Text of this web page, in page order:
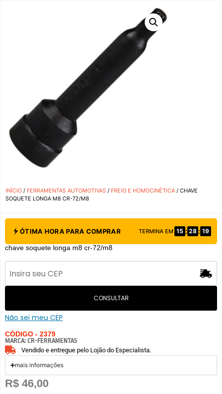
INÍCIO / FERRAMENTAS AUTOMOTIVAS / FREIO E HOMOCINÉTICA / CHAVE
SOQUETE LONGA M8 CR-72/M8
ÓTIMA HORA PARA COMPRAR TERMINA EM 15 : 28 : 18
chave soquete longa m8 cr-72/m8
CONSULTAR
Não sei meu CEP
CÓDIGO - 2379
MARCA: CR-FERRAMENTAS
Vendido e entregue pelo Lojão do Especialista.
mais informações
R$ 46,00